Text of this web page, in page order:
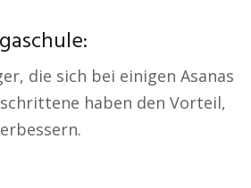
die sich bei einigen Asanas
haben den Vorteil,